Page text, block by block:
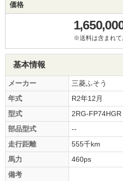
価格
※送料は含まれて
基本情報
メーカー
三菱ふそう
年式
R2年12月
型式
2RG-FP74HGR
部品型式
--
走行距離
555千km
馬力
460ps
備考